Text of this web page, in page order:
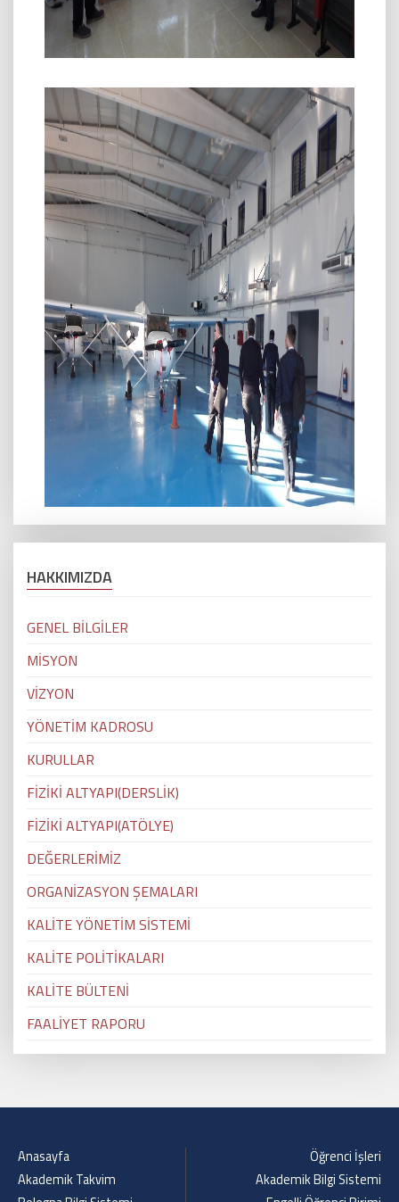
HAKKIMIZDA
GENEL BİLGİLER
MİSYON
VİZYON
YÖNETİM KADROSU
KURULLAR
FİZİKİ ALTYAPI(DERSLİK)
FİZİKİ ALTYAPI(ATÖLYE)
DEĞERLERİMİZ
ORGANİZASYON ŞEMALARI
KALİTE YÖNETİM SİSTEMİ
KALİTE POLİTİKALARI
KALİTE BÜLTENİ
FAALİYET RAPORU
Anasayfa
Akademik Takvim
Öğrenci İşleri
Akademik Bilgi Sistemi